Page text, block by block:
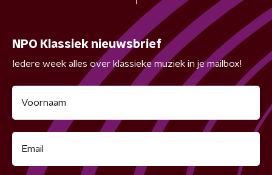
NPO Klassiek nieuwsbrief
Iedere week alles over klassieke muziek in je mailbox!